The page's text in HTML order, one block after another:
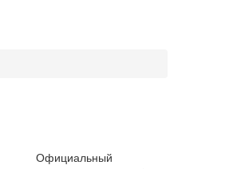
Официальный